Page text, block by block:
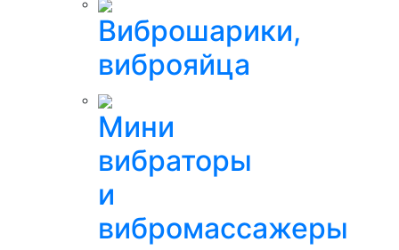
Виброшарики,
виброяйца
Мини
вибраторы
и
вибромассажеры